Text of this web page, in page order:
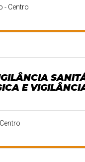
- Centro
E